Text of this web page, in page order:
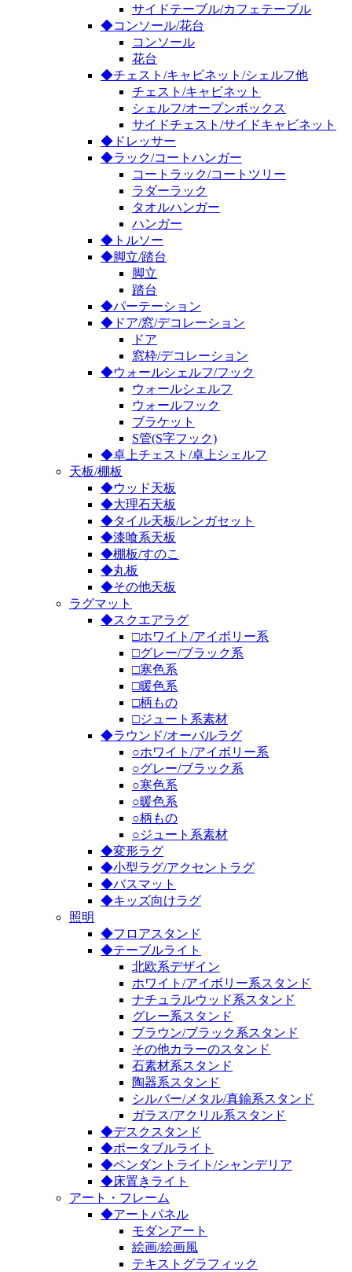
サイドテーブル/カフェテーブル
◆コンソール/花台
コンソール
花台
◆チェスト/キャビネット/シェルフ他
チェスト/キャビネット
シェルフ/オープンボックス
サイドチェスト/サイドキャビネット
◆ドレッサー
◆ラック/コートハンガー
コートラック/コートツリー
ラダーラック
タオルハンガー
ハンガー
◆トルソー
◆脚立/踏台
脚立
踏台
◆パーテーション
◆ドア/窓/デコレーション
ドア
窓枠/デコレーション
◆ウォールシェルフ/フック
ウォールシェルフ
ウォールフック
ブラケット
S管(S字フック)
◆卓上チェスト/卓上シェルフ
天板/棚板
◆ウッド天板
◆大理石天板
◆タイル天板/レンガセット
◆漆喰系天板
◆棚板/すのこ
◆丸板
◆その他天板
ラグマット
◆スクエアラグ
□ホワイト/アイボリー系
□グレー/ブラック系
□寒色系
□暖色系
□柄もの
□ジュート系素材
◆ラウンド/オーバルラグ
○ホワイト/アイボリー系
○グレー/ブラック系
○寒色系
○暖色系
○柄もの
○ジュート系素材
◆変形ラグ
◆小型ラグ/アクセントラグ
◆バスマット
◆キッズ向けラグ
照明
◆フロアスタンド
◆テーブルライト
北欧系デザイン
ホワイト/アイボリー系スタンド
ナチュラルウッド系スタンド
グレー系スタンド
ブラウン/ブラック系スタンド
その他カラーのスタンド
石素材系スタンド
陶器系スタンド
シルバー/メタル/真鍮系スタンド
ガラス/アクリル系スタンド
◆デスクスタンド
◆ポータブルライト
◆ペンダントライト/シャンデリア
◆床置きライト
アート・フレーム
◆アートパネル
モダンアート
絵画/絵画風
テキストグラフィック